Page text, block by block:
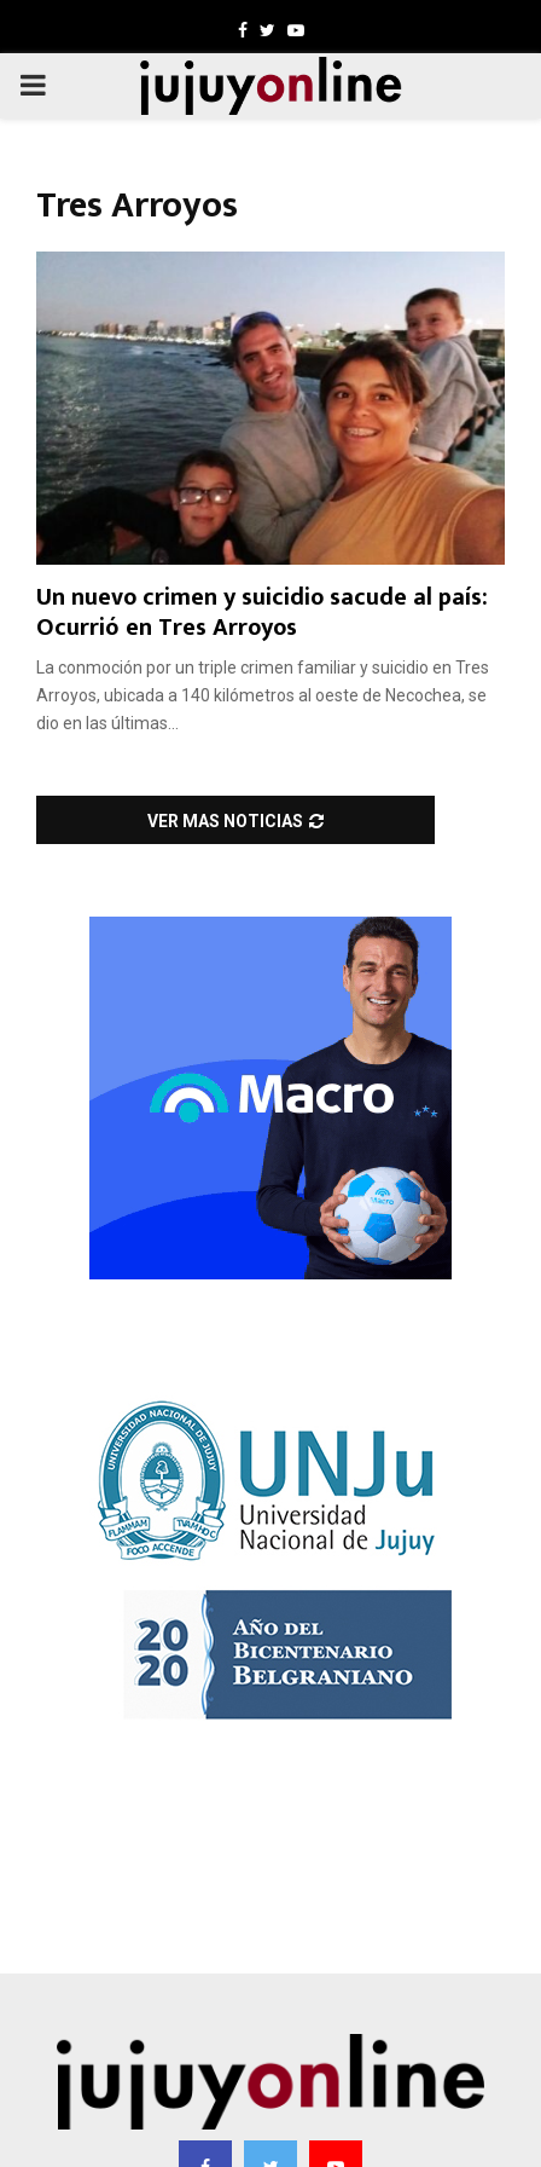
Facebook
TwitterYoutube
PRIMARY
Tres Arroyos
Un nuevo crimen y suicidio sacude al país:
Ocurrió en Tres Arroyos
La conmoción por un triple crimen familiar y suicidio en Tres
Arroyos, ubicada a 140 kilómetros al oeste de Necochea, se
dio en las últimas...
VER MAS NOTICIAS